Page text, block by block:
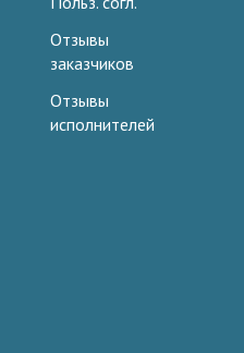
Отзывы
заказчиков
Отзывы
исполнителей